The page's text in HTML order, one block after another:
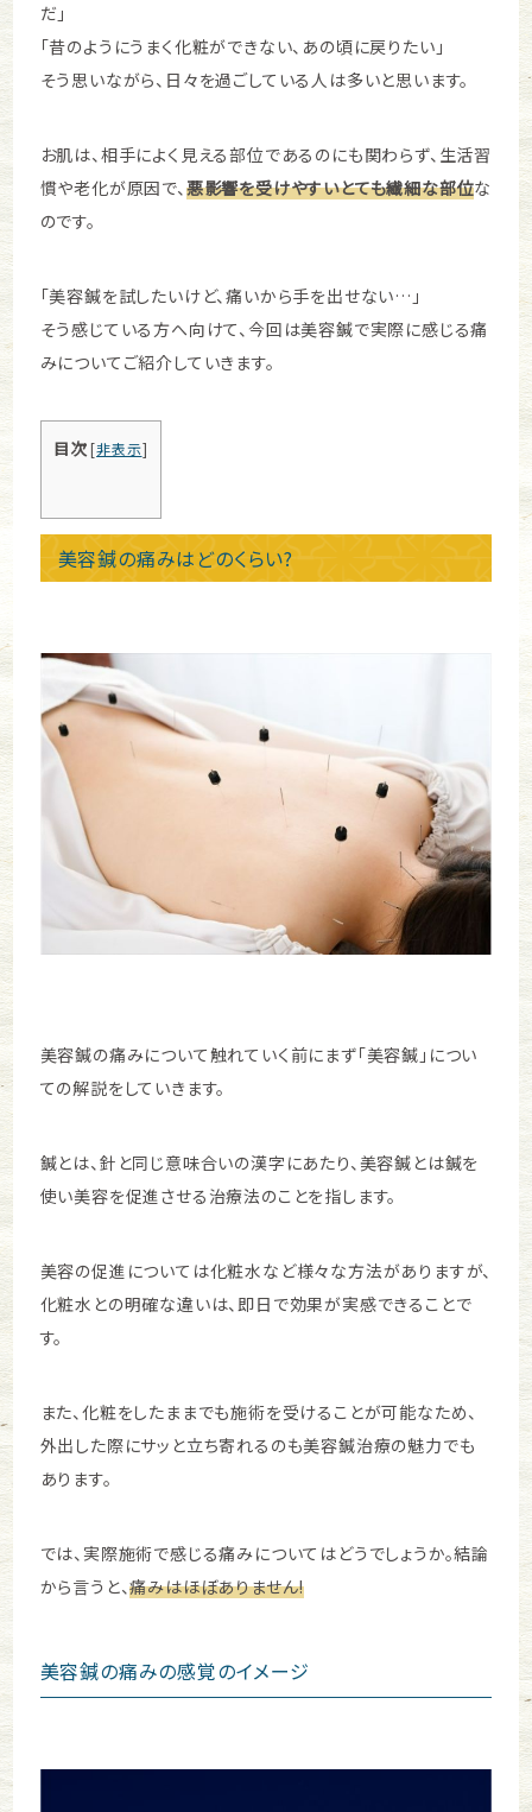
だ」
「昔のようにうまく化粧ができない、あの頃に戻りたい」
そう思いながら、日々を過ごしている人は多いと思います。
お肌は、相手によく見える部位であるのにも関わらず、生活習
慣や老化が原因で、悪影響を受けやすいとても繊細な部位な
のです。
「美容鍼を試したいけど、痛いから手を出せない…」
そう感じている方へ向けて、今回は美容鍼で実際に感じる痛
みについて ご紹介していきます。
目次 [非表示]
美容鍼の痛みはどのくらい?
美容鍼の痛みについて触れていく前にまず「美容鍼」につい
ての解説をしていきます。
鍼とは、針と同じ意味合いの漢字にあたり、美容鍼とは鍼を
使い美容を促進させる治療法のことを指します。
美容の促進については化粧水など様々な方法がありますが、
化粧水との明確な違いは、即日で効果が実感できることで
す。
また、化粧をしたままでも施術を受けることが可能なため、
外出した際にサッと立ち寄れるのも美容鍼治療の魅力でも
あります。
では、実際施術で感じる痛みについてはどうでしょうか。結論
から言うと、痛みはほぼありません!
美容鍼の痛みの感覚のイメージ